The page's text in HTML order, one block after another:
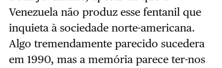
Venezuela não produz esse fentanil que
inquieta à sociedade norte-americana.
Algo tremendamente parecido sucedera
em 1990, mas a memória parece ter-nos